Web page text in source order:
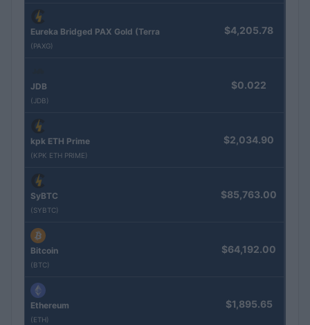
Eureka Bridged PAX Gold (Terra
(PAXG)
$4,205.78
JDB
(JDB)
$0.022
kpk ETH Prime
(KPK ETH PRIME)
$2,034.90
SyBTC
(SYBTC)
$85,763.00
Bitcoin
(BTC)
$64,192.00
Ethereum
(ETH)
$1,895.65